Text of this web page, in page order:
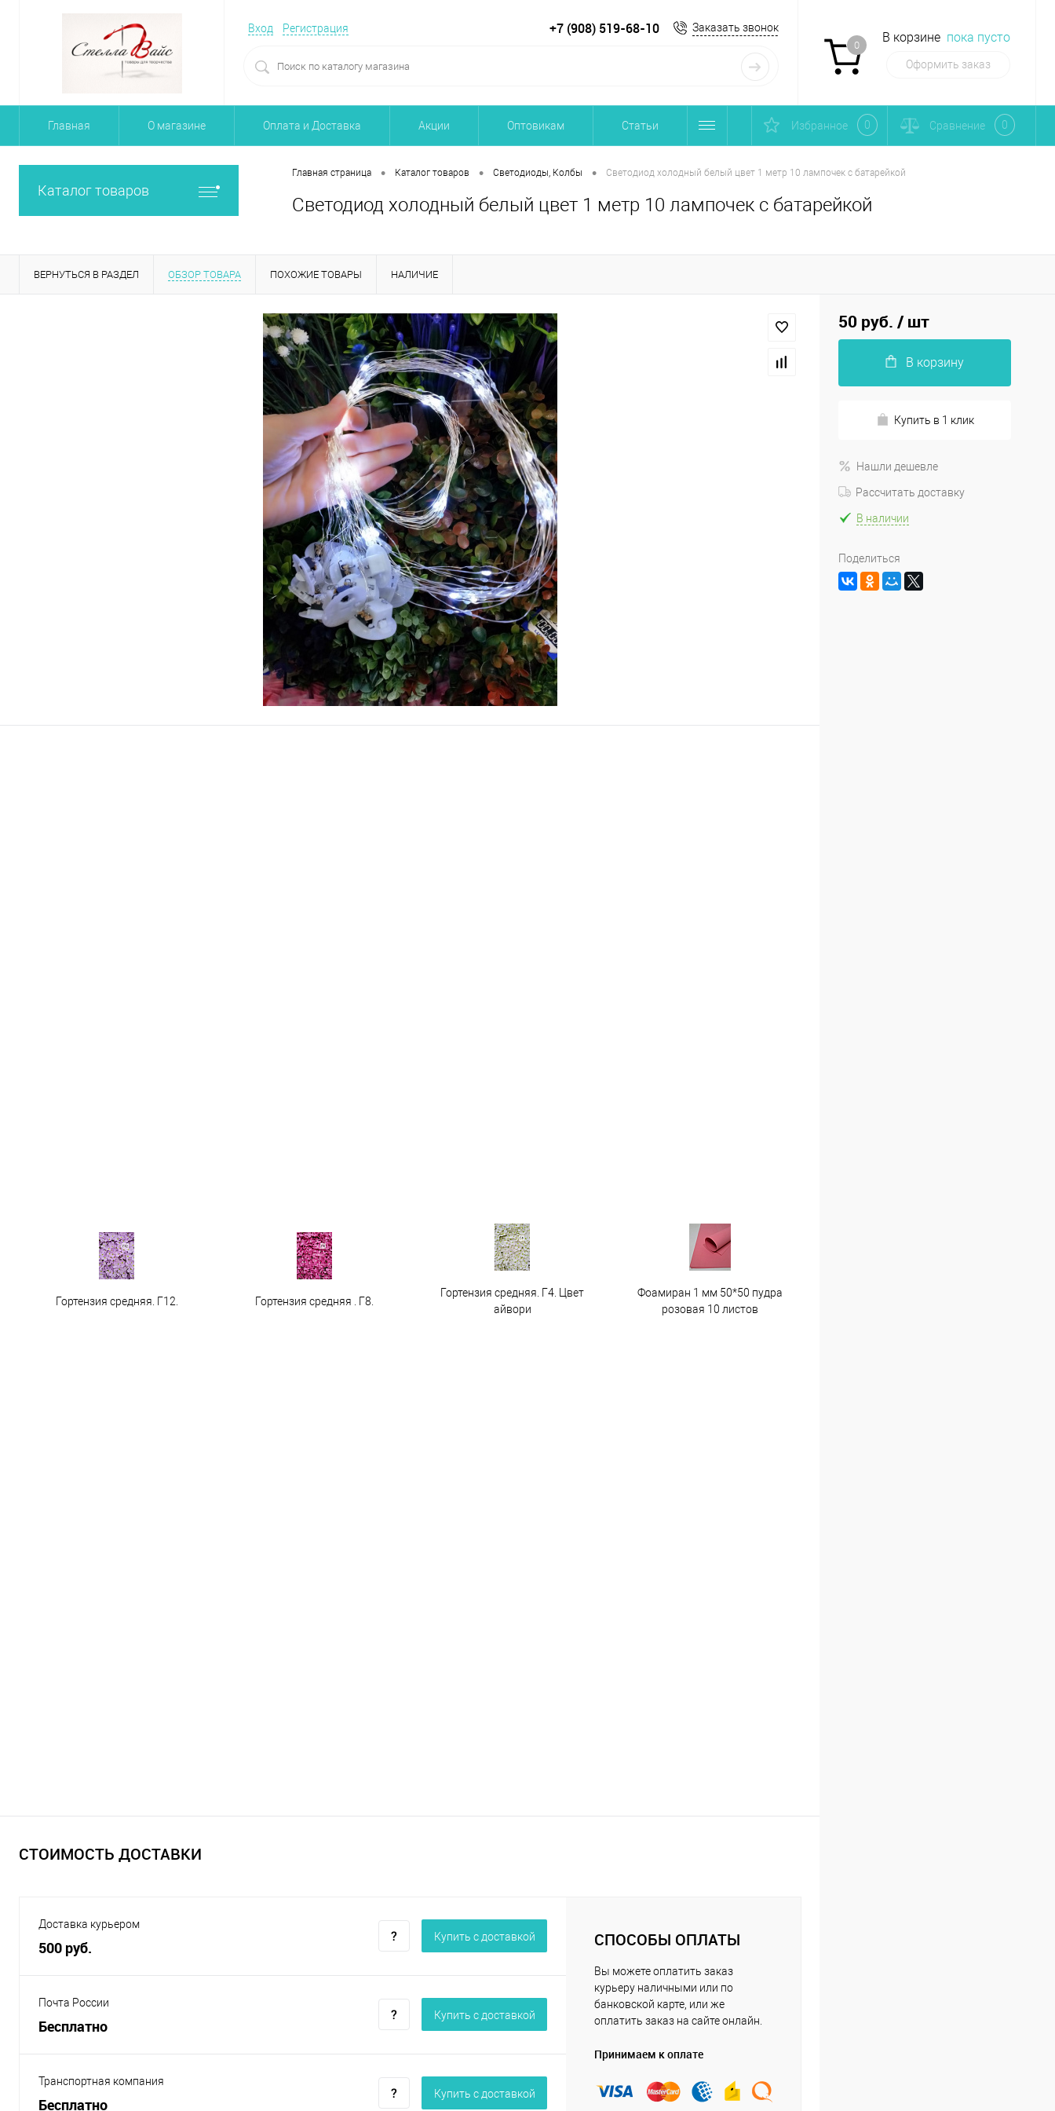
Вход Регистрация +7 (908) 519-68-10 Заказать звонок
0
В корзине пока пусто
Оформить заказ
Главная О магазине Оплата и Доставка Акции Оптовикам Статьи Избранное 0 Сравнение 0
Каталог товаров
Главная страница • Каталог товаров • Светодиоды, Колбы • Светодиод холодный белый цвет 1 метр 10 лампочек с батарейкой
Светодиод холодный белый цвет 1 метр 10 лампочек с батарейкой
ВЕРНУТЬСЯ В РАЗДЕЛ ОБЗОР ТОВАРА ПОХОЖИЕ ТОВАРЫ НАЛИЧИЕ
Гортензия средняя. Г12. Гортензия средняя . Г8.
Гортензия средняя. Г4. Цвет
айвори
Фоамиран 1 мм 50*50 пудра
розовая 10 листов
СТОИМОСТЬ ДОСТАВКИ
Доставка курьером
500 руб.
Купить c доставкой
Почта России
Бесплатно
Купить c доставкой
Транспортная компания
Бесплатно
Купить c доставкой
СПОСОБЫ ОПЛАТЫ
Вы можете оплатить заказ
курьеру наличными или по
банковской карте, или же
оплатить заказ на сайте онлайн.
Принимаем к оплате
50 руб. / шт
В корзину
Купить в 1 клик
Нашли дешевле
Рассчитать доставку
В наличии
Поделиться